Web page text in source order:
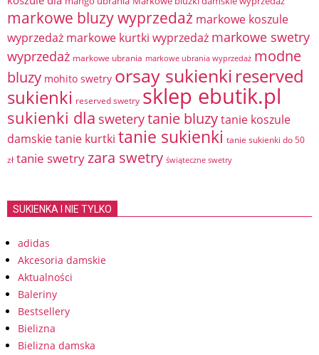
markowe bluzy wyprzedaż markowe koszule
wyprzedaż markowe kurtki wyprzedaż markowe swetry
wyprzedaż markowe ubrania markowe ubrania wyprzedaż modne
bluzy mohito swetry orsay sukienki reserved
sukienki reserved swetry sklep ebutik.pl
sukienki dla sweterytanie bluzytanie koszule
damskietanie kurtki tanie sukienki tanie sukienki do 50
zł tanie swetryzara swetry świąteczne swetry
SUKIENKA I NIE TYLKO
adidas
Akcesoria damskie
Aktualności
Baleriny
Bestsellery
Bielizna
Bielizna damska